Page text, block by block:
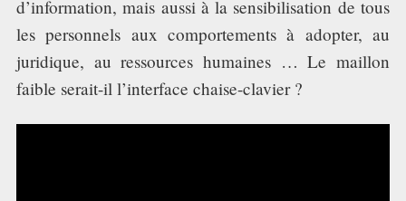
d’information, mais aussi à la sensibilisation de tous
les personnels aux comportements à adopter, au
juridique, au ressources humaines … Le maillon
faible serait-il l’interface chaise-clavier ?